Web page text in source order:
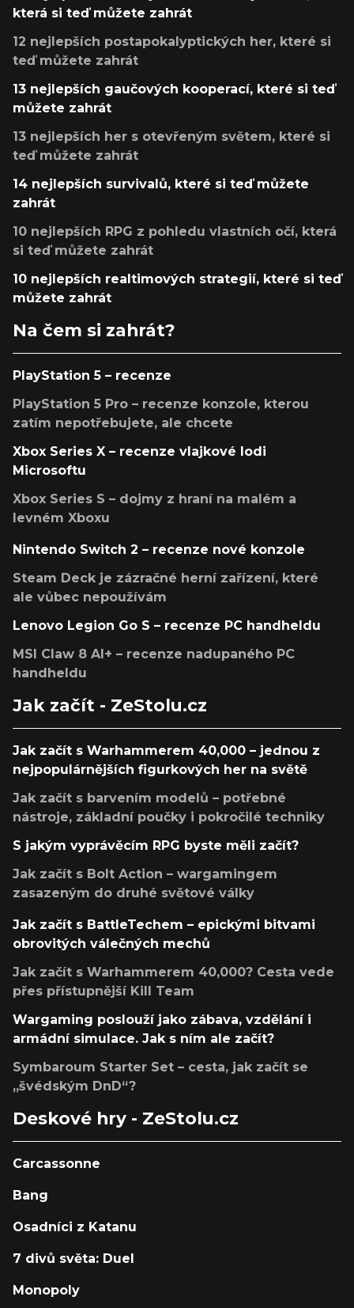
která si teď můžete zahrát
12 nejlepších postapokalyptických her, které si
teď můžete zahrát
13 nejlepších gaučových kooperací, které si teď
můžete zahrát
13 nejlepších her s otevřeným světem, které si
teď můžete zahrát
14 nejlepších survivalů, které si teď můžete
zahrát
10 nejlepších RPG z pohledu vlastních očí, která
si teď můžete zahrát
10 nejlepších realtimových strategií, které si teď
můžete zahrát
Na čem si zahrát?
PlayStation 5 – recenze
PlayStation 5 Pro – recenze konzole, kterou
zatím nepotřebujete, ale chcete
Xbox Series X – recenze vlajkové lodi
Microsoftu
Xbox Series S – dojmy z hraní na malém a
levném Xboxu
Nintendo Switch 2 – recenze nové konzole
Steam Deck je zázračné herní zařízení, které
ale vůbec nepoužívám
Lenovo Legion Go S – recenze PC handheldu
MSI Claw 8 AI+ – recenze nadupaného PC
handheldu
Jak začít - ZeStolu.cz
Jak začít s Warhammerem 40,000 – jednou z
nejpopulárnějších figurkových her na světě
Jak začít s barvením modelů – potřebné
nástroje, základní poučky i pokročilé techniky
S jakým vyprávěcím RPG byste měli začít?
Jak začít s Bolt Action – wargamingem
zasazeným do druhé světové války
Jak začít s BattleTechem – epickými bitvami
obrovitých válečných mechů
Jak začít s Warhammerem 40,000? Cesta vede
přes přístupnější Kill Team
Wargaming poslouží jako zábava, vzdělání i
armádní simulace. Jak s ním ale začít?
Symbaroum Starter Set – cesta, jak začít se
„švédským DnD“?
Deskové hry - ZeStolu.cz
Carcassonne
Bang
Osadníci z Katanu
7 divů světa: Duel
Monopoly